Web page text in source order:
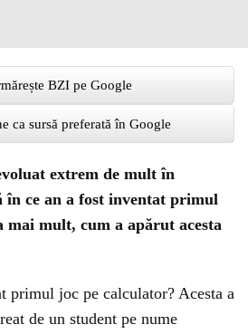
BZI pe Google
ca sursă preferată în Google
extrem de mult în
în ce an a fost inventat primul
mai mult, cum a apărut acesta
primul joc pe calculator? Acesta a
de un student pe nume